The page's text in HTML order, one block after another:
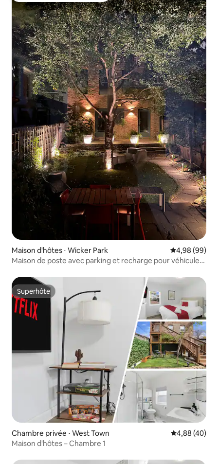
Maison d'hôtes ⋅ Wicker Park Évaluation
4,98 (99)
Maison de poste avec parking et recharge pour véhicules
Superhôte
Superhôte
Chambre privée ⋅ West Town Évaluation
4,88 (40)
Maison d'hôtes – Chambre 1